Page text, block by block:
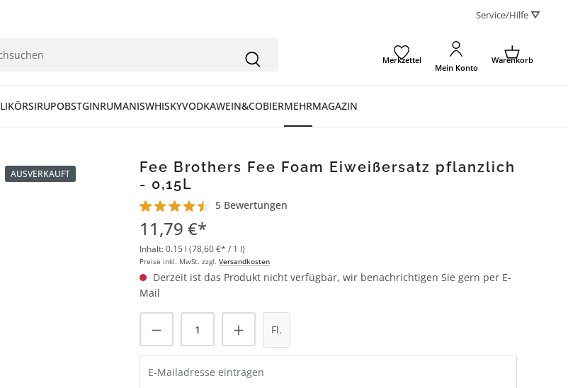
Service/Hilfe ⛛
Merkzettel
Mein Konto
Warenkorb
LIKÖRSIRUPOBSTGINRUMANISWHISKYVODKAWEIN&COBIERMEHRMAGAZIN
AUSVERKAUFT
Fee Brothers Fee Foam Eiweißersatz pflanzlich
- 0,15L
Durchschnittliche Bewertung von 4.4 von 5 Sternen
5 Bewertungen
11,79 €*
Inhalt:0.15 l (78,60 €* / 1 l)
Preise inkl. MwSt. zzgl. Versandkosten
Derzeit ist das Produkt nicht verfügbar, wir benachrichtigen Sie gern per E-
Mail
Fl.